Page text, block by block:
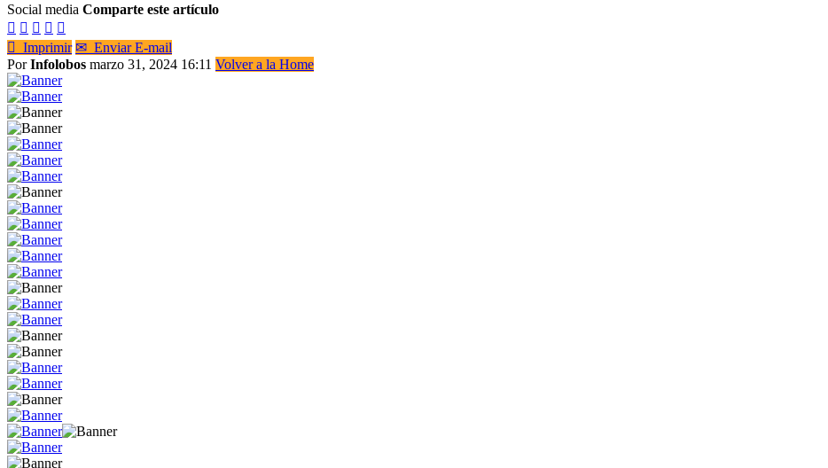
Social media Comparte este artículo
    
 Imprimir ✉ Enviar E-mail
PorInfolobos marzo 31, 2024 16:11 Volver a la Home